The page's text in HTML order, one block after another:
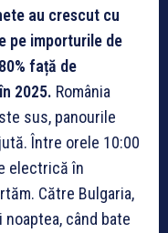
au crescut cu
pe importurile de
față de
2025. România
sus, panourile
Între orele 10:00
electrică în
Către Bulgaria,
noaptea, când bate